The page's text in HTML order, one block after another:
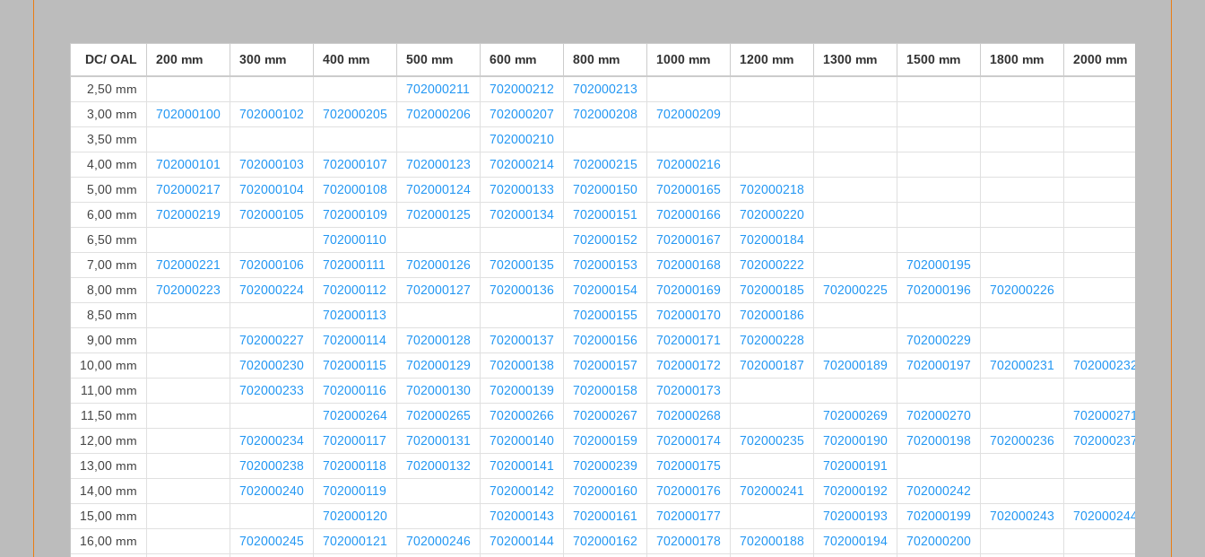
DC/ OAL 200 mm 300 mm 400 mm 500 mm 600 mm 800 mm 1000 mm 1200 mm 1300 mm 1500 mm 1800 mm 2000 mm
2,50 mm 702000211 702000212
702000213
3,00 mm
702000100 702000102 702000205 702000206 702000207 702000208
702000209
3,50 mm
702000210
4,00 mm
702000101 702000103 702000107 702000123 702000214 702000215
702000216
5,00 mm
702000217 702000104 702000108 702000124 702000133 702000150 702000165
702000218
6,00 mm
702000219 702000105 702000109 702000125 702000134 702000151 702000166
702000220
6,50 mm
702000110 702000152 702000167
702000184
7,00 mm
702000221 702000106 702000111 702000126 702000135 702000153 702000168 702000222
702000195
8,00 mm
702000223 702000224 702000112 702000127 702000136 702000154 702000169 702000185 702000225 702000196
702000226
8,50 mm
702000113 702000155 702000170
702000186
9,00 mm
702000227 702000114 702000128 702000137 702000156 702000171 702000228
702000229
10,00 mm
702000230 702000115 702000129 702000138 702000157 702000172 702000187 702000189 702000197 702000231
702000232
11,00 mm
702000233 702000116 702000130 702000139 702000158
702000173
11,50 mm
702000264 702000265 702000266 702000267 702000268 702000269 702000270
702000271
12,00 mm
702000234 702000117 702000131 702000140 702000159 702000174 702000235 702000190 702000198 702000236
702000237
13,00 mm
702000238 702000118 702000132 702000141 702000239 702000175
702000191
14,00 mm
702000240 702000119 702000142 702000160 702000176 702000241 702000192
702000242
15,00 mm
702000120 702000143 702000161 702000177 702000193 702000199 702000243
702000244
16,00 mm
702000245 702000121 702000246 702000144 702000162 702000178 702000188 702000194
702000200